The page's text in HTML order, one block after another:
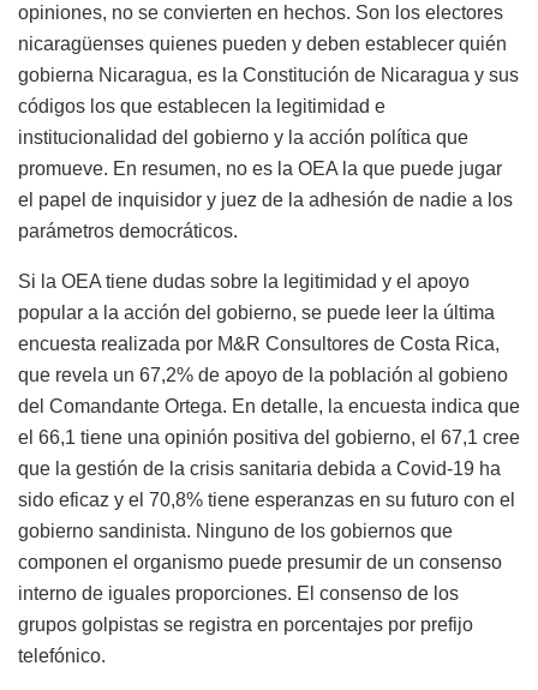
opiniones, no se convierten en hechos. Son los electores
nicaragüenses quienes pueden y deben establecer quién
gobierna Nicaragua, es la Constitución de Nicaragua y sus
códigos los que establecen la legitimidad e
institucionalidad del gobierno y la acción política que
promueve. En resumen, no es la OEA la que puede jugar
el papel de inquisidor y juez de la adhesión de nadie a los
parámetros democráticos.
Si la OEA tiene dudas sobre la legitimidad y el apoyo
popular a la acción del gobierno, se puede leer la última
encuesta realizada por M&R Consultores de Costa Rica,
que revela un 67,2% de apoyo de la población al gobieno
del Comandante Ortega. En detalle, la encuesta indica que
el 66,1 tiene una opinión positiva del gobierno, el 67,1 cree
que la gestión de la crisis sanitaria debida a Covid-19 ha
sido eficaz y el 70,8% tiene esperanzas en su futuro con el
gobierno sandinista. Ninguno de los gobiernos que
componen el organismo puede presumir de un consenso
interno de iguales proporciones. El consenso de los
grupos golpistas se registra en porcentajes por prefijo
telefónico.